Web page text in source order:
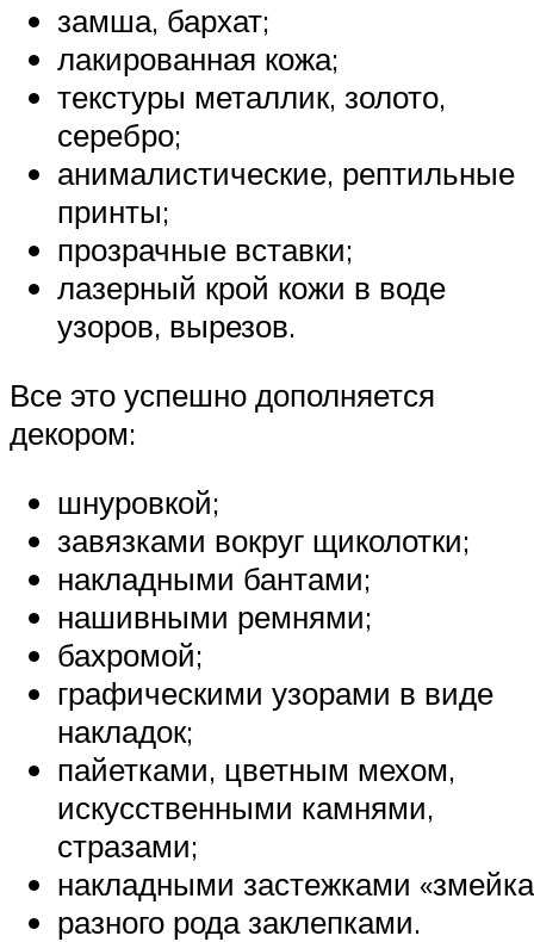
замша, бархат;
лакированная кожа;
текстуры металлик, золото,
серебро;
анималистические, рептильные
принты;
прозрачные вставки;
лазерный крой кожи в воде
узоров, вырезов.
Все это успешно дополняется
декором:
шнуровкой;
завязками вокруг щиколотки;
накладными бантами;
нашивными ремнями;
бахромой;
графическими узорами в виде
накладок;
пайетками, цветным мехом,
искусственными камнями,
стразами;
накладными застежками
разного рода заклепками.